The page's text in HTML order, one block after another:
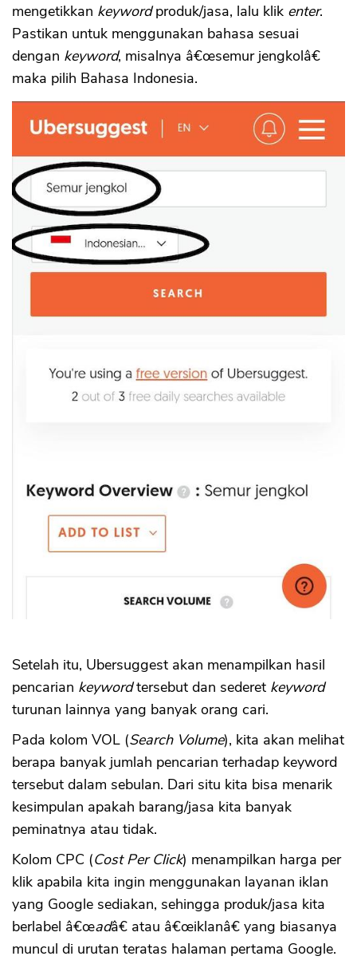
mengetikkan keywordproduk/jasa, lalu klik enter.
Pastikan untuk menggunakan bahasa sesuai
dengan keyword, misalnya â€œsemur jengkolâ€
maka pilih Bahasa Indonesia.
Setelah itu, Ubersuggest akan menampilkan hasil
pencarian keywordtersebut dan sederet keyword
turunan lainnya yang banyak orang cari.
Pada kolom VOL (Search Volume), kita akan melihat
berapa banyak jumlah pencarian terhadap keyword
tersebut dalam sebulan. Dari situ kita bisa menarik
kesimpulan apakah barang/jasa kita banyak
peminatnya atau tidak.
Kolom CPC (Cost Per Click) menampilkan harga per
klik apabila kita ingin menggunakan layanan iklan
yang Google sediakan, sehingga produk/jasa kita
berlabel â€œadâ€ atau â€œiklanâ€ yang biasanya
muncul di urutan teratas halaman pertama Google.